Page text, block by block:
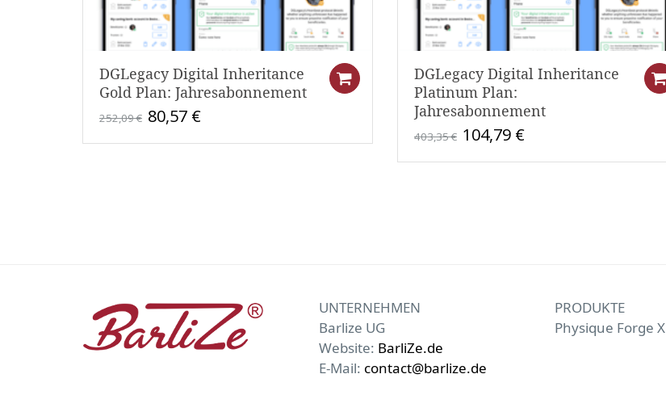
DGLegacy Digital Inheritance
Gold Plan: Jahresabonnement
252,09€ Ursprünglicher
war:
80,57 €
ist:
Buy NowDGLegacy Digital Inheritance
Platinum Plan:
Jahresabonnement
403,35€ Ursprünglicher
war:
104,79 €
ist:
UNTERNEHMEN
Barlize UG
Website: BarliZe.de
E-Mail: contact@barlize.de
PRODUKTE
Physique Forge X